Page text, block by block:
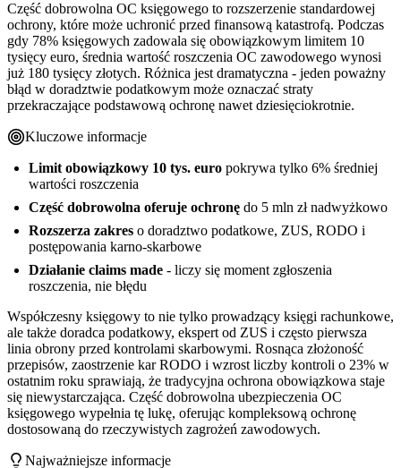
Część dobrowolna OC księgowego to rozszerzenie standardowej
ochrony, które może uchronić przed finansową katastrofą. Podczas
gdy 78% księgowych zadowala się obowiązkowym limitem 10
tysięcy euro, średnia wartość roszczenia OC zawodowego wynosi
już 180 tysięcy złotych. Różnica jest dramatyczna - jeden poważny
błąd w doradztwie podatkowym może oznaczać straty
przekraczające podstawową ochronę nawet dziesięciokrotnie.
Kluczowe informacje
Limit obowiązkowy 10 tys. euro pokrywa tylko 6% średniej
wartości roszczenia
Część dobrowolna oferuje ochronę do 5 mln zł nadwyżkowo
Rozszerza zakres o doradztwo podatkowe, ZUS, RODO i
postępowania karno-skarbowe
Działanie claims made - liczy się moment zgłoszenia
roszczenia, nie błędu
Współczesny księgowy to nie tylko prowadzący księgi rachunkowe,
ale także doradca podatkowy, ekspert od ZUS i często pierwsza
linia obrony przed kontrolami skarbowymi. Rosnąca złożoność
przepisów, zaostrzenie kar RODO i wzrost liczby kontroli o 23% w
ostatnim roku sprawiają, że tradycyjna ochrona obowiązkowa staje
się niewystarczająca. Część dobrowolna ubezpieczenia OC
księgowego wypełnia tę lukę, oferując kompleksową ochronę
dostosowaną do rzeczywistych zagrożeń zawodowych.
Najważniejsze informacje